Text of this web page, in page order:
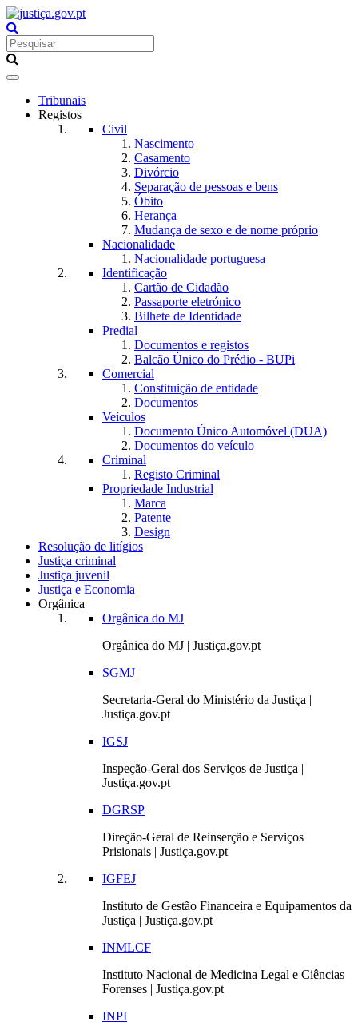
Toggle
navigationTribunais
Registos
Civil
Nascimento
Casamento
Divórcio
Separação de pessoas e bens
Óbito
Herança
Mudança de sexo e de nome próprio
Nacionalidade
Nacionalidade portuguesa
Identificação
Cartão de Cidadão
Passaporte eletrónico
Bilhete de Identidade
Predial
Documentos e registos
Balcão Único do Prédio - BUPi
Comercial
Constituição de entidade
Documentos
Veículos
Documento Único Automóvel (DUA)
Documentos do veículo
Criminal
Registo Criminal
Propriedade Industrial
Marca
Patente
Design
Resolução de litígios
Justiça criminal
Justiça juvenil
Justiça e Economia
Orgânica
Orgânica do MJ
Orgânica do MJ | Justiça.gov.pt
SGMJ
Secretaria-Geral do Ministério da Justiça |
Justiça.gov.pt
IGSJ
Inspeção-Geral dos Serviços de Justiça |
Justiça.gov.pt
DGRSP
Direção-Geral de Reinserção e Serviços
Prisionais | Justiça.gov.pt
IGFEJ
Instituto de Gestão Financeira e Equipamentos da
Justiça | Justiça.gov.pt
INMLCF
Instituto Nacional de Medicina Legal e Ciências
Forenses | Justiça.gov.pt
INPI